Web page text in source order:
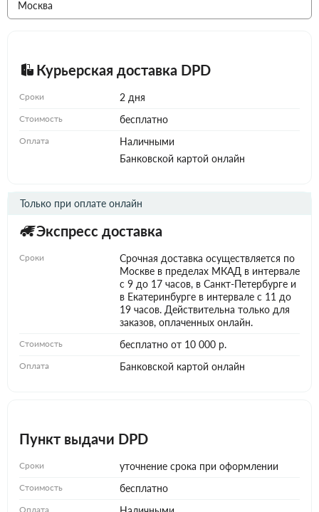
Курьерская доставка DPD
Сроки 2 дня
Стоимость бесплатно
Оплата
Наличными
Банковской картой онлайн
Экспресс доставка
Только при оплате онлайн
Сроки
Срочная доставка осуществляется по
Москве в пределах МКАД в интервале
с 9 до 17 часов, в Санкт-Петербурге и
в Екатеринбурге в интервале с 11 до
19 часов. Действительна только для
заказов, оплаченных онлайн.
Стоимость бесплатно от 10 000 р.
Оплата Банковской картой онлайн
Пункт выдачи DPD
Сроки уточнение срока при оформлении
Стоимость бесплатно
Оплата